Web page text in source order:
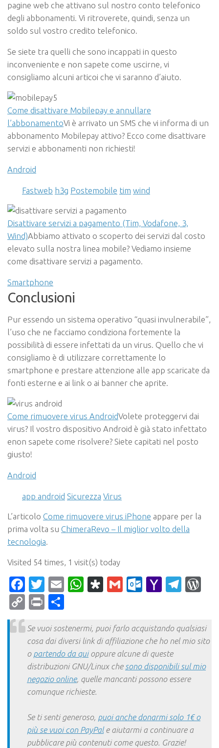
pagine web che attivano sul nostro conto telefonico
degli abbonamenti. Vi ritroverete, quindi, senza un
soldo sul vostro credito telefonico.
Se siete tra quelli che sono incappati in questo
inconveniente e non sapete come uscirne, vi
consigliamo alcuni articoi che vi saranno d’aiuto.
Come disattivare Mobilepay e annullare
l’abbonamentoVi è arrivato un SMS che vi informa di un
abbonamento Mobilepay attivo? Ecco come disattivare
servizi e abbonamenti non richiesti!
Android
Fastweb h3g Postemobile tim wind
Disattivare servizi a pagamento (Tim, Vodafone, 3,
Wind)Abbiamo attivato o scoperto dei servizi dal costo
elevato sulla nostra linea mobile? Vediamo insieme
come disattivare servizi a pagamento.
Smartphone
Conclusioni
Pur essendo un sistema operativo “quasi invulnerabile”,
l’uso che ne facciamo condiziona fortemente la
possibilità di essere infettati da un virus. Quello che vi
consigliamo è di utilizzare correttamente lo
smartphone e prestare attenzione alle app scaricate da
fonti esterne e ai link o ai banner che aprite.
Come rimuovere virus AndroidVolete proteggervi dai
virus? Il vostro dispositivo Android è già stato infettato
enon sapete come risolvere? Siete capitati nel posto
giusto!
Android
app android Sicurezza Virus
L’articolo Come rimuovere virus iPhone appare per la
prima volta su ChimeraRevo – Il miglior volto della
tecnologia
Visited 54 times, 1 visit(s) today
Facebook
Twitter
EmailWhatsApp
Diaspora
Gmail Yahoo
CopyPrint
Se vuoi sostenermi, puoi farlo acquistando qualsiasi
cosa dai diversi link di affiliazione che ho nel mio sito
o partendo da quioppure alcune di queste
distribuzioni GNU/Linux che sono disponibili sul mio
negozio online, quelle mancanti possono essere
comunque richieste.
Se ti senti generoso, puoi anche donarmi solo 1€ o
più se vuoi con PayPale aiutarmi a continuare a
pubblicare più contenuti come questo. Grazie!